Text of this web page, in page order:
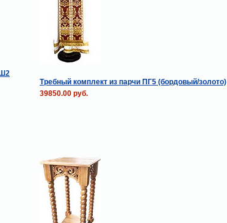
Требный комплект из парчи ПГ5 (бордовый/золото)
39850.00 руб.